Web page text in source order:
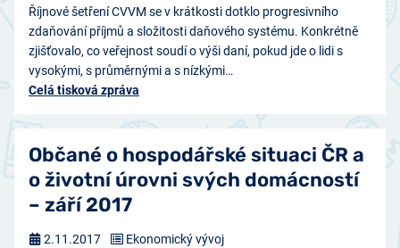
Říjnové šetření CVVM se v krátkosti dotklo progresivního
zdaňování příjmů a složitosti daňového systému. Konkrétně
zjišťovalo, co veřejnost soudí o výši daní, pokud jde o lidi s
vysokými, s průměrnými a s nízkými…
Celá tisková zpráva
Občané o hospodářské situaci ČR a
o životní úrovni svých domácností
– září 2017
2.11.2017 Ekonomický vývoj